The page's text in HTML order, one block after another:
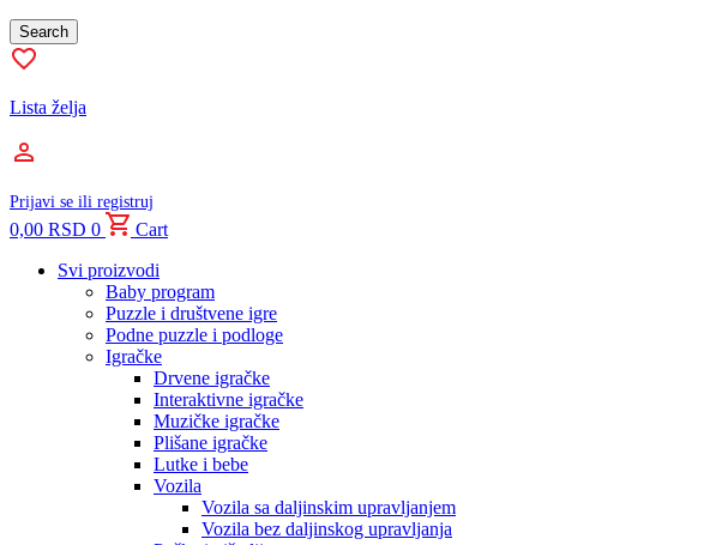
Search
Lista želja
Prijavi se ili registruj
0,00 RSD 0
Cart
Svi proizvodi
Baby program
Puzzle i društvene igre
Podne puzzle i podloge
Igračke
Drvene igračke
Interaktivne igračke
Muzičke igračke
Plišane igračke
Lutke i bebe
Vozila
Vozila sa daljinskim upravljanjem
Vozila bez daljinskog upravljanja